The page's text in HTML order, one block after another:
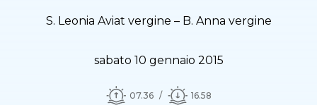
S. Leonia Aviat vergine – B. Anna vergine
sabato 10 gennaio 2015
07.36 16.58